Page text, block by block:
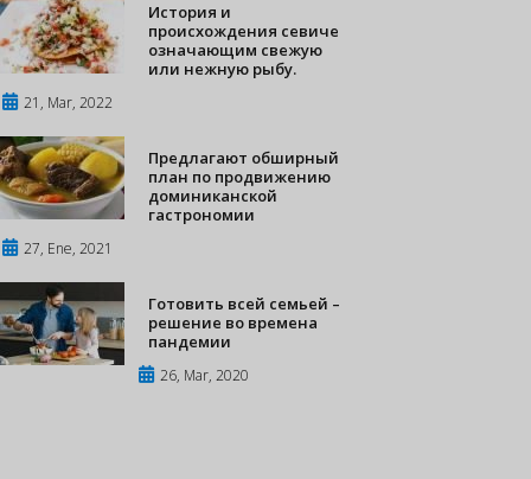
История и
происхождения севиче
означающим свежую
или нежную рыбу.
21, Mar, 2022
Предлагают обширный
план по продвижению
доминиканской
гастрономии
27, Ene, 2021
Готовить всей семьей –
решение во времена
пандемии
26, Mar, 2020